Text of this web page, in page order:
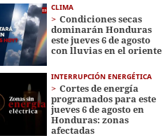
CLIMA
Condiciones secas
dominarán Honduras
este jueves 6 de agosto
con lluvias en el oriente
INTERRUPCIÓN ENERGÉTICA
Cortes de energía
programados para este
jueves 6 de agosto en
Honduras: zonas
afectadas